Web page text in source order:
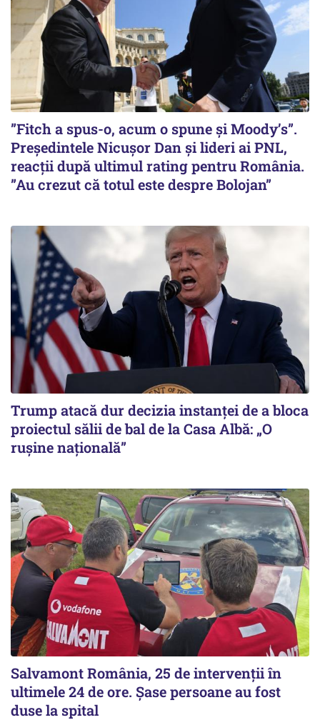
”Fitch a spus-o, acum o spune și Moody’s”.
Președintele Nicușor Dan și lideri ai PNL,
reacții după ultimul rating pentru România.
”Au crezut că totul este despre Bolojan”
Trump atacă dur decizia instanţei de a bloca
proiectul sălii de bal de la Casa Albă: „O
ruşine naţională”
Salvamont România, 25 de intervenții în
ultimele 24 de ore. Șase persoane au fost
duse la spital